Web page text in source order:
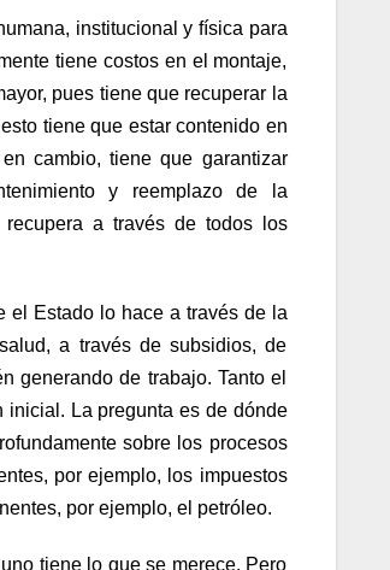
institucional y física para
tiene costos en el montaje,
pues tiene que recuperar la
tiene que estar contenido en
cambio, tiene que garantizar
y reemplazo de la
a través de todos los
el Estado lo hace a través de la
a través de subsidios, de
generando de trabajo. Tanto el
inicial. La pregunta es de dónde
sobre los procesos
por ejemplo, los impuestos
por ejemplo, el petróleo.
tiene lo que se merece. Pero